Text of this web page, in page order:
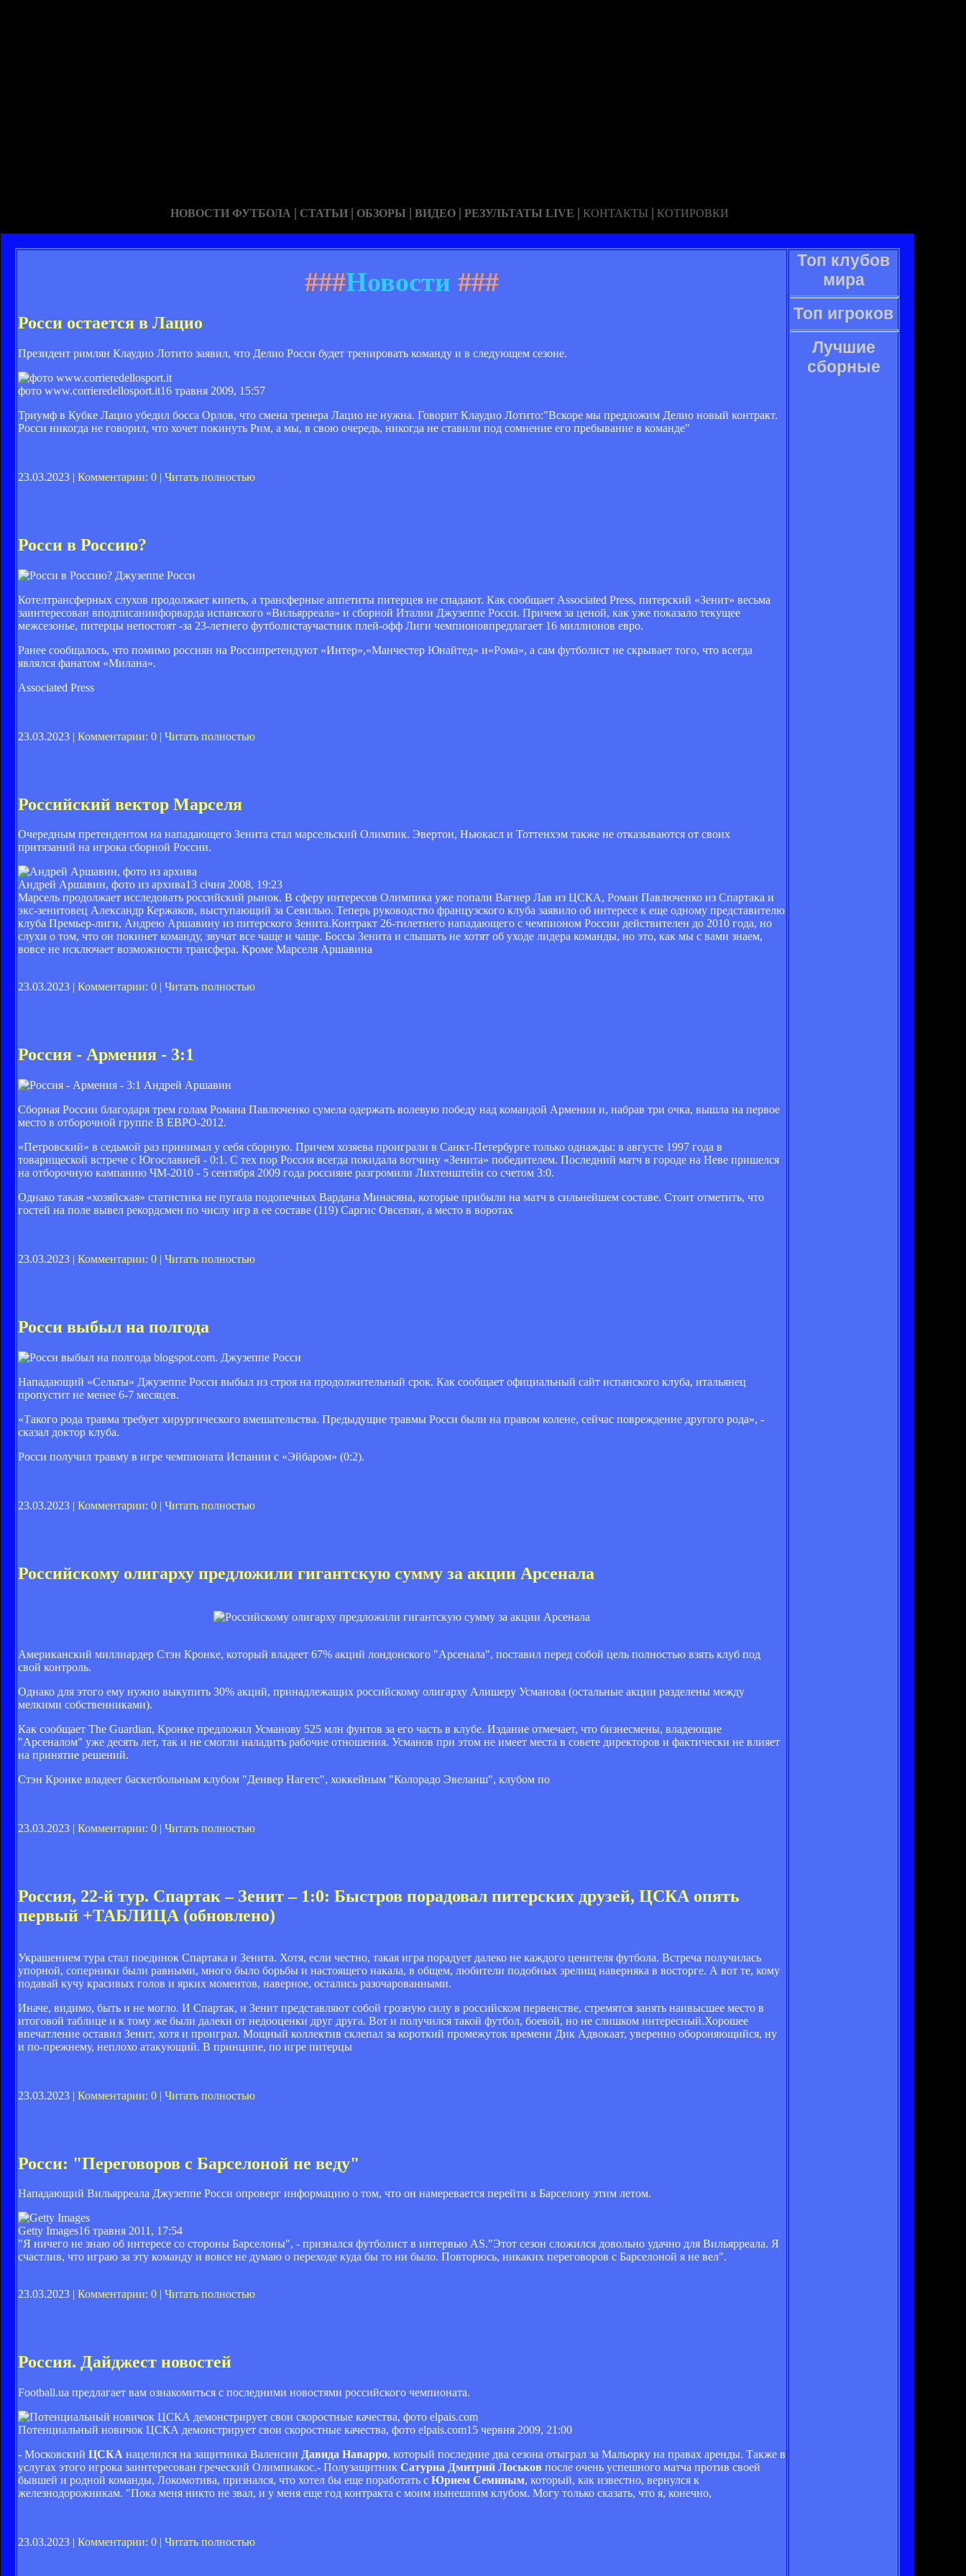
НОВОСТИ ФУТБОЛА | СТАТЬИ | ОБЗОРЫ | ВИДЕО | РЕЗУЛЬТАТЫ LIVE | КОНТАКТЫ | КОТИРОВКИ
###Новости ###
Росси остается в Лацио
Президент римлян Клаудио Лотито заявил, что Делио Росси будет тренировать команду и в следующем сезоне.
фото www.corrieredellosport.it16 травня 2009, 15:57
Триумф в Кубке Лацио убедил босса Орлов, что смена тренера Лацио не нужна. Говорит Клаудио Лотито:"Вскоре мы предложим Делио новый контракт.
Росси никогда не говорил, что хочет покинуть Рим, а мы, в свою очередь, никогда не ставили под сомнение его пребывание в команде"
23.03.2023 | Комментарии: 0 | Читать полностью
Росси в Россию?
Джузеппе Росси
Котелтрансферных слухов продолжает кипеть, а трансферные аппетиты питерцев не спадают. Как сообщает Associated Press, питерский «Зенит» весьма
заинтересован вподписаниифорварда испанского «Вильярреала» и сборной Италии Джузеппе Росси. Причем за ценой, как уже показало текущее
межсезонье, питерцы непостоят -за 23-летнего футболистаучастник плей-офф Лиги чемпионовпредлагает 16 миллионов евро.
Ранее сообщалось, что помимо россиян на Россипретендуют «Интер»,«Манчестер Юнайтед» и«Рома», а сам футболист не скрывает того, что всегда
являлся фанатом «Милана».
Associated Press
23.03.2023 | Комментарии: 0 | Читать полностью
Российский вектор Марселя
Очередным претендентом на нападающего Зенита стал марсельский Олимпик. Эвертон, Ньюкасл и Тоттенхэм также не отказываются от своих
притязаний на игрока сборной России.
Андрей Аршавин, фото из архива13 січня 2008, 19:23
Марсель продолжает исследовать российский рынок. В сферу интересов Олимпика уже попали Вагнер Лав из ЦСКА, Роман Павлюченко из Спартака и
экс-зенитовец Александр Кержаков, выступающий за Севилью. Теперь руководство французского клуба заявило об интересе к еще одному представителю
клуба Премьер-лиги, Андрею Аршавину из питерского Зенита.Контракт 26-тилетнего нападающего с чемпионом России действителен до 2010 года, но
слухи о том, что он покинет команду, звучат все чаще и чаще. Боссы Зенита и слышать не хотят об уходе лидера команды, но это, как мы с вами знаем,
вовсе не исключает возможности трансфера. Кроме Марселя Аршавина
23.03.2023 | Комментарии: 0 | Читать полностью
Россия - Армения - 3:1
Андрей Аршавин
Сборная России благодаря трем голам Романа Павлюченко сумела одержать волевую победу над командой Армении и, набрав три очка, вышла на первое
место в отборочной группе В ЕВРО-2012.
«Петровский» в седьмой раз принимал у себя сборную. Причем хозяева проиграли в Санкт-Петербурге только однажды: в августе 1997 года в
товарищеской встрече с Югославией - 0:1. С тех пор Россия всегда покидала вотчину «Зенита» победителем. Последний матч в городе на Неве пришелся
на отборочную кампанию ЧМ-2010 - 5 сентября 2009 года россияне разгромили Лихтенштейн со счетом 3:0.
Однако такая «хозяйская» статистика не пугала подопечных Вардана Минасяна, которые прибыли на матч в сильнейшем составе. Стоит отметить, что
гостей на поле вывел рекордсмен по числу игр в ее составе (119) Саргис Овсепян, а место в воротах
23.03.2023 | Комментарии: 0 | Читать полностью
Росси выбыл на полгода
blogspot.com. Джузеппе Росси
Нападающий «Сельты» Джузеппе Росси выбыл из строя на продолжительный срок. Как сообщает официальный сайт испанского клуба, итальянец
пропустит не менее 6-7 месяцев.
«Такого рода травма требует хирургического вмешательства. Предыдущие травмы Росси были на правом колене, сейчас повреждение другого рода», -
сказал доктор клуба.
Росси получил травму в игре чемпионата Испании с «Эйбаром» (0:2).
23.03.2023 | Комментарии: 0 | Читать полностью
Российскому олигарху предложили гигантскую сумму за акции Арсенала
Американский миллиардер Стэн Кронке, который владеет 67% акций лондонского "Арсенала", поставил перед собой цель полностью взять клуб под
свой контроль.
Однако для этого ему нужно выкупить 30% акций, принадлежащих российскому олигарху Алишеру Усманова (остальные акции разделены между
мелкими собственниками).
Как сообщает The Guardian, Кронке предложил Усманову 525 млн фунтов за его часть в клубе. Издание отмечает, что бизнесмены, владеющие
"Арсеналом" уже десять лет, так и не смогли наладить рабочие отношения. Усманов при этом не имеет места в совете директоров и фактически не влияет
на принятие решений.
Стэн Кронке владеет баскетбольным клубом "Денвер Нагетс", хоккейным "Колорадо Эвеланш", клубом по
23.03.2023 | Комментарии: 0 | Читать полностью
Россия, 22-й тур. Спартак – Зенит – 1:0: Быстров порадовал питерских друзей, ЦСКА опять
первый +ТАБЛИЦА (обновлено)
Украшением тура стал поединок Спартака и Зенита. Хотя, если честно, такая игра порадует далеко не каждого ценителя футбола. Встреча получилась
упорной, соперники были равными, много было борьбы и настоящего накала, в общем, любители подобных зрелищ наверняка в восторге. А вот те, кому
подавай кучу красивых голов и ярких моментов, наверное, остались разочарованными.
Иначе, видимо, быть и не могло. И Спартак, и Зенит представляют собой грозную силу в российском первенстве, стремятся занять наивысшее место в
итоговой таблице и к тому же были далеки от недооценки друг друга. Вот и получился такой футбол, боевой, но не слишком интересный.Хорошее
впечатление оставил Зенит, хотя и проиграл. Мощный коллектив склепал за короткий промежуток времени Дик Адвокаат, уверенно обороняющийся, ну
и по-прежнему, неплохо атакующий. В принципе, по игре питерцы
23.03.2023 | Комментарии: 0 | Читать полностью
Росси: "Переговоров с Барселоной не веду"
Нападающий Вильярреала Джузеппе Росси опроверг информацию о том, что он намеревается перейти в Барселону этим летом.
Getty Images16 травня 2011, 17:54
"Я ничего не знаю об интересе со стороны Барселоны", - признался футболист в интервью AS."Этот сезон сложился довольно удачно для Вильярреала. Я
счастлив, что играю за эту команду и вовсе не думаю о переходе куда бы то ни было. Повторюсь, никаких переговоров с Барселоной я не вел".
23.03.2023 | Комментарии: 0 Читать полностью
Россия. Дайджест новостей
Football.ua предлагает вам ознакомиться с последними новостями российского чемпионата.
Потенциальный новичок ЦСКА демонстрирует свои скоростные качества, фото elpais.com15 червня 2009, 21:00
- Московский ЦСКА нацелился на защитника Валенсии Давида Наварро, который последние два сезона отыграл за Мальорку на правах аренды. Также в
услугах этого игрока заинтересован греческий Олимпиакос.- Полузащитник Сатурна Дмитрий Лоськов после очень успешного матча против своей
бывшей и родной команды, Локомотива, признался, что хотел бы еще поработать с Юрием Семиным, который, как известно, вернулся к
железнодорожникам. "Пока меня никто не звал, и у меня еще год контракта с моим нынешним клубом. Могу только сказать, что я, конечно,
23.03.2023 | Комментарии: 0 | Читать полностью
Топ клубов
мира
Топ игроков
Лучшие
сборные